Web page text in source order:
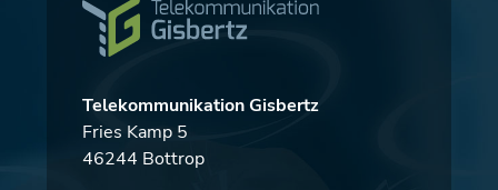
Telekommunikation Gisbertz
Fries Kamp 5
46244 Bottrop